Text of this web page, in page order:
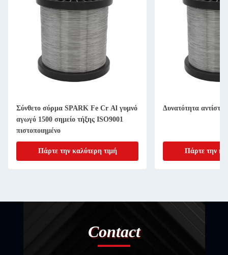
Σύνθετο σύρμα SPARK Fe Cr Al γυμνό
αγωγό 1500 σημείο τήξης ISO9001
πιστοποιημένο
Πάρτε την καλύτερη τιμή
Δυνατότητα
Πάρτε την
Contact